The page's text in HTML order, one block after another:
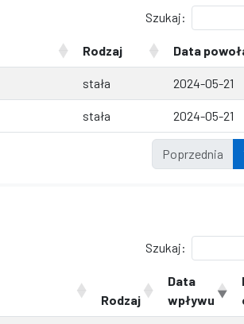
Szukaj:
Rodzaj Data
stała 2024-05-21
stała 2024-05-21
Poprzednia
Szukaj:
Rodzaj
Data
wpływu